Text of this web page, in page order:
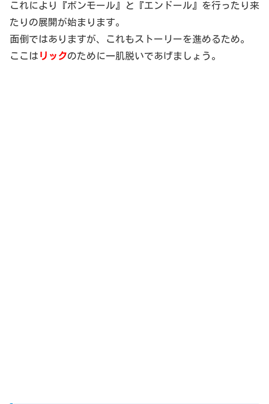
これにより『ボンモール』と『エンドール』を行ったり来
たりの展開が始まります。
面倒ではありますが、これもストーリーを進めるため。
ここは リックのために一肌脱いであげましょう。